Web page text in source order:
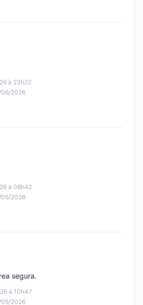
à 23h22
06/2026
à 08h42
05/2026
à 10h47
05/2026
segura.